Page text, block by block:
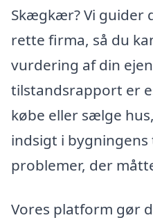
Skægkær? Vi guider
rette firma, så du
vurdering af din
tilstandsrapport er
købe eller sælge
indsigt i
problemer, der
Vores platform gør